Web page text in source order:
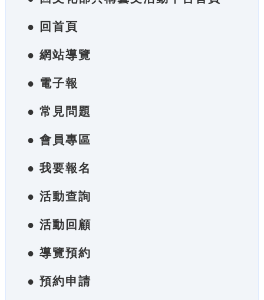
● 回首頁
● 網站導覽
● 電子報
● 常見問題
● 會員專區
● 我要報名
● 活動查詢
● 活動回顧
● 導覽預約
● 預約申請